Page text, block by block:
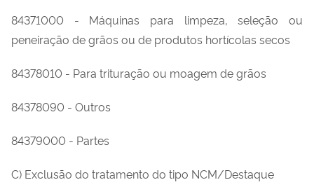
84371000 - Máquinas para limpeza, seleção ou
peneiração de grãos ou de produtos hortícolas secos
84378010 - Para trituração ou moagem de grãos
84378090 - Outros
84379000 - Partes
C) Exclusão do tratamento do tipo NCM/Destaque